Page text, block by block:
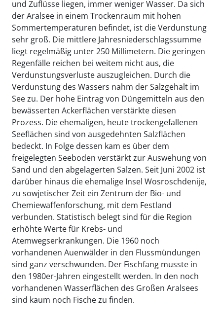
und Zuflüsse liegen, immer weniger Wasser. Da sich
der Aralsee in einem Trockenraum mit hohen
Sommertemperaturen befindet, ist die Verdunstung
sehr groß. Die mittlere Jahresniederschlagssumme
liegt regelmäßig unter 250 Millimetern. Die geringen
Regenfälle reichen bei weitem nicht aus, die
Verdunstungsverluste auszugleichen. Durch die
Verdunstung des Wassers nahm der Salzgehalt im
See zu. Der hohe Eintrag von Düngemitteln aus den
bewässerten Ackerflächen verstärkte diesen
Prozess. Die ehemaligen, heute trockengefallenen
Seeflächen sind von ausgedehnten Salzflächen
bedeckt. In Folge dessen kam es über dem
freigelegten Seeboden verstärkt zur Auswehung von
Sand und den abgelagerten Salzen. Seit Juni 2002 ist
darüber hinaus die ehemalige Insel Wosroschdenije,
zu sowjetischer Zeit ein Zentrum der Bio- und
Chemiewaffenforschung, mit dem Festland
verbunden. Statistisch belegt sind für die Region
erhöhte Werte für Krebs- und
Atemwegserkrankungen. Die 1960 noch
vorhandenen Auenwälder in den Flussmündungen
sind ganz verschwunden. Der Fischfang musste in
den 1980er-Jahren eingestellt werden. In den noch
vorhandenen Wasserflächen des Großen Aralsees
sind kaum noch Fische zu finden.